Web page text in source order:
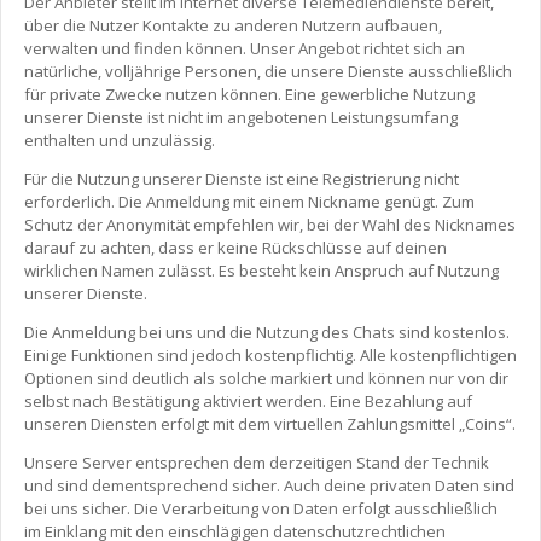
über die Nutzer Kontakte zu anderen Nutzern aufbauen,
verwalten und finden können. Unser Angebot richtet sich an
natürliche, volljährige Personen, die unsere Dienste ausschließlich
für private Zwecke nutzen können. Eine gewerbliche Nutzung
unserer Dienste ist nicht im angebotenen Leistungsumfang
enthalten und unzulässig.
Für die Nutzung unserer Dienste ist eine Registrierung nicht
erforderlich. Die Anmeldung mit einem Nickname genügt. Zum
Schutz der Anonymität empfehlen wir, bei der Wahl des Nicknames
darauf zu achten, dass er keine Rückschlüsse auf deinen
wirklichen Namen zulässt. Es besteht kein Anspruch auf Nutzung
unserer Dienste.
Die Anmeldung bei uns und die Nutzung des Chats sind kostenlos.
Einige Funktionen sind jedoch kostenpflichtig. Alle kostenpflichtigen
Optionen sind deutlich als solche markiert und können nur von dir
selbst nach Bestätigung aktiviert werden. Eine Bezahlung auf
unseren Diensten erfolgt mit dem virtuellen Zahlungsmittel „Coins“.
Unsere Server entsprechen dem derzeitigen Stand der Technik
und sind dementsprechend sicher. Auch deine privaten Daten sind
bei uns sicher. Die Verarbeitung von Daten erfolgt ausschließlich
im Einklang mit den einschlägigen datenschutzrechtlichen